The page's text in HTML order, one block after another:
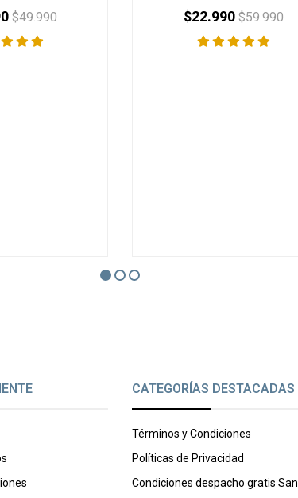
$49.990 $22.990 $59.990
CATEGORÍAS DESTACADAS
Términos y Condiciones
Políticas de Privacidad
Condiciones despacho gratis